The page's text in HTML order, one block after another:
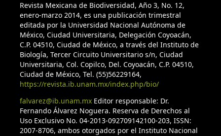
Revista Mexicana de Biodiversidad, Año 3, No. 12,
enero-marzo 2014, es una publicación trimestral
editada por la Universidad Nacional Autónoma de
México, Ciudad Universitaria, Delegación Coyoacán,
C.P. 04510, Ciudad de México, a través del Instituto de
Biología, Tercer Circuito Universitario s/n, Ciudad
Universitaria, Col. Copilco, Del. Coyoacán, C.P. 04510,
Ciudad de México, Tel. (55)56229164,
https://revista.ib.unam.mx/index.php/bio/
falvarez@ib.unam.mxEditor responsable: Dr.
Fernando Álvarez Noguera. Reserva de Derechos al
Uso Exclusivo No. 04-2013-092709142100-203, ISSN:
2007-8706, ambos otorgados por el Instituto Nacional